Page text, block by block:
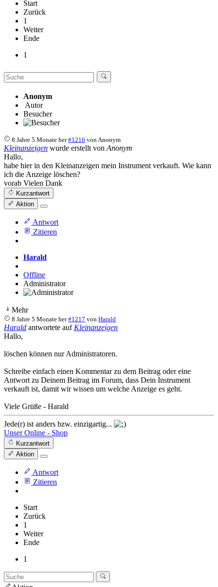
Start
Zurück
1
Weiter
Ende
1
Anonym
Autor
Besucher
8 Jahre 5 Monate her #1216 von Anonym
Kleinanzeigen wurde erstellt von Anonym
Hallo,
habe hier in den Kleinanzeigen mein Instrument verkauft. Wie kann
ich die Anzeige löschen?
vorab Vielen Dank
Kurzantwort
Aktion
Antwort
Zitieren
Harald
Offline
Administrator
Mehr
8 Jahre 5 Monate her #1217 vonHarald
Harald antwortete auf Kleinanzeigen
Hallo,
löschen können nur Administratoren.
Schreibe einfach einen Kommentar zu dem Beitrag oder eine
Antwort zu Deinem Beitrag im Forum, dass Dein Instrument
verkauft ist, damit wir wissen um welche Anzeige es geht.
Viele Grüße - Harald
Jede(r) ist anders bzw. einzigartig...
Unser Online - Shop
Kurzantwort
Aktion
Antwort
Zitieren
Start
Zurück
1
Weiter
Ende
1